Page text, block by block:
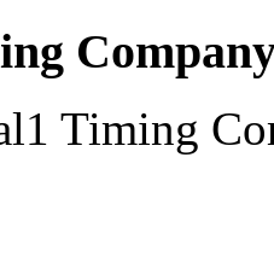
Timing